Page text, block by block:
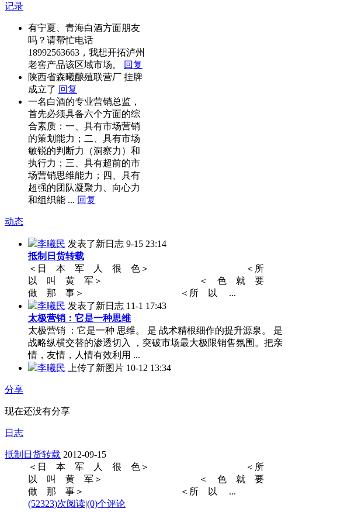
记录
有宁夏、青海白酒方面朋友
吗？请帮忙电话
18992563663，我想开拓泸州
老窖产品该区域市场。
回复
陕西省森曦酿殖联营厂 挂牌
成立了 回复
一名白酒的专业营销总监，
首先必须具备六个方面的综
合素质：一、具有市场营销
的策划能力；二、具有市场
敏锐的判断力（洞察力）和
执行力；三、具有超前的市
场营销思维能力；四、具有
超强的团队凝聚力、向心力
和组织能 ... 回复
动态
李曦民 发表了新日志 9-15 23:14
抵制日货转载
＜日 本 军 人 很 色＞ ＜所
以 叫 黄 军＞ ＜ 色 就 要
做 那 事＞ ＜所 以 ...
李曦民 发表了新日志 11-1 17:43
太极营销：它是一种思维
太极营销 ：它是一种 思维。 是 战术精根细作的提升源泉。 是
战略纵横交替的渗透切入 ，突破市场最大极限销售氛围。把亲
情，友情，人情有效利用 ...
李曦民 上传了新图片 10-12 13:34
分享
现在还没有分享
日志
抵制日货转载 2012-09-15
＜日 本 军 人 很 色＞ ＜所
以 叫 黄 军＞ ＜ 色 就 要
做 那 事＞ ＜所 以 ...
(52323)次阅读|(0)个评论